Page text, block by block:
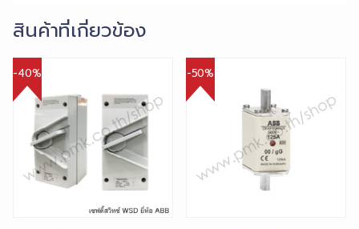
สินค้าที่เกี่ยวข้อง
-40% -50%